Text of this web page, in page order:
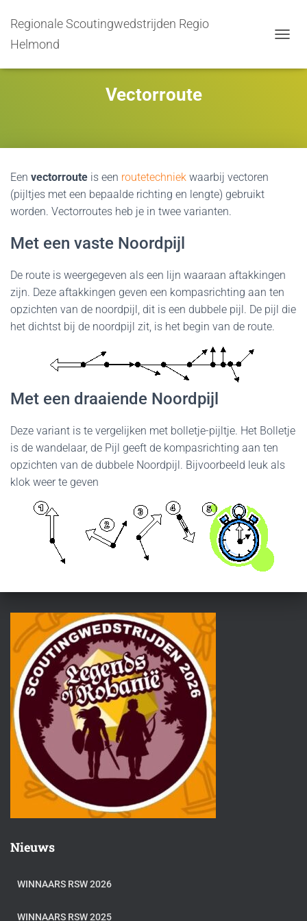
Regionale Scoutingwedstrijden Regio
Helmond
Vectorroute
Een vectorroute is een routetechniek waarbij vectoren
(pijltjes met een bepaalde richting en lengte) gebruikt
worden. Vectorroutes heb je in twee varianten.
Met een vaste Noordpijl
De route is weergegeven als een lijn waaraan aftakkingen
zijn. Deze aftakkingen geven een kompasrichting aan ten
opzichten van de noordpijl, dit is een dubbele pijl. De pijl die
het dichtst bij de noordpijl zit, is het begin van de route.
Met een draaiende Noordpijl
Deze variant is te vergelijken met bolletje-pijltje. Het Bolletje
is de wandelaar, de Pijl geeft de kompasrichting aan ten
opzichten van de dubbele Noordpijl. Bijvoorbeeld leuk als
klok weer te geven
Nieuws
WINNAARS RSW 2026
WINNAARS RSW 2025